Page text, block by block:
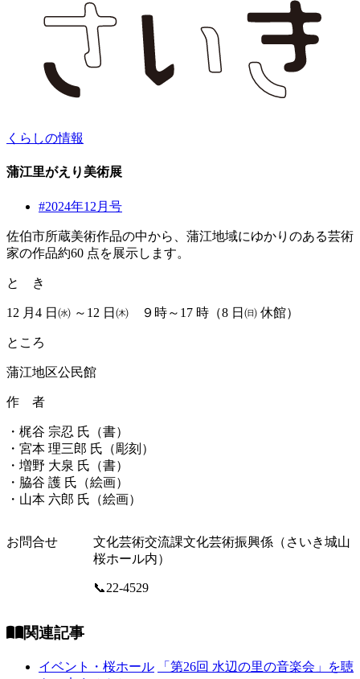
くらしの情報
蒲江里がえり美術展
#2024年12月号
佐伯市所蔵美術作品の中から、蒲江地域にゆかりのある芸術
家の作品約60 点を展示します。
と き
12 月4 日㈬ ～12 日㈭ ９時～17 時（8 日㈰ 休館）
ところ
蒲江地区公民館
作 者
・梶谷 宗忍 氏（書）
・宮本 理三郎 氏（彫刻）
・増野 大泉 氏（書）
・脇谷 護 氏（絵画）
・山本 六郎 氏（絵画）
お問合せ
文化芸術交流課文化芸術振興係（さいき城山
桜ホール内）
📞22-4529
関連記事
イベント・桜ホール
「第26回 水辺の里の音楽会」を聴